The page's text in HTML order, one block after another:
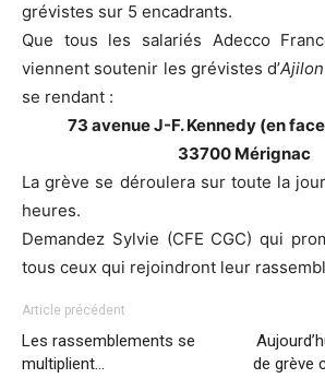
grévistes sur 5 encadrants.
Que tous les salariés Adecco
viennent soutenir les grévistes d’
se rendant :
73 avenue J-F. Kennedy (en
33700 Mérignac
La grève se déroulera sur toute la
heures.
Demandez Sylvie (CFE CGC) qui
tous ceux qui rejoindront leur
Article précédent
Les rassemblements se
multiplient…
de grève